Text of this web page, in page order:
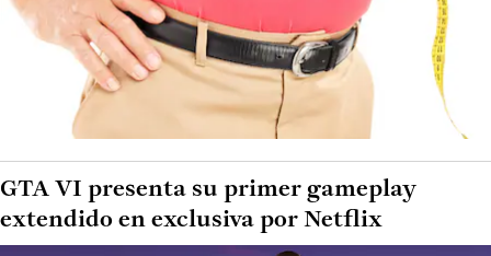
GTA VI presenta su primer gameplay
extendido en exclusiva por Netflix